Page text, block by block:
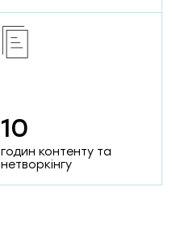
10
50+
годин контенту та
нетворкінгу